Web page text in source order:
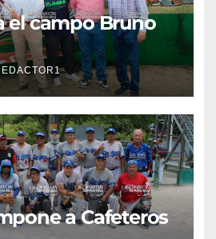
el campo Bruno
a Cafeteros